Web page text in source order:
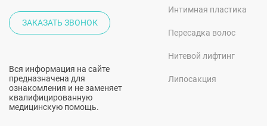
ЗАКАЗАТЬ ЗВОНОК
Вся информация на сайте
предназначена для
ознакомления и не заменяет
квалифицированную
медицинскую помощь.
Интимная пластика
Пересадка волос
Нитевой лифтинг
Липосакция